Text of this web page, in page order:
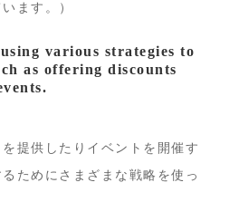
ます。）
various strategies to
as offering discounts
を提供したりイベントを開催す
ためにさまざまな戦略を使っ